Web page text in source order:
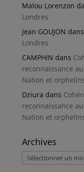
Malou Lorenzon
Londres
Jean GOUJON dans
Londres
CAMPHIN dans
reconnaissance
Nation et
Dziura dans
reconnaissance
Nation et
Archives
Archives